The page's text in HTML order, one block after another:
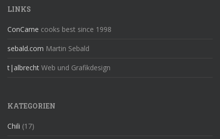
LINKS
ConCarne cooks best since 1998
sebald.com Martin Sebald
t|albrecht Web und Grafikdesign
KATEGORIEN
Chili (17)